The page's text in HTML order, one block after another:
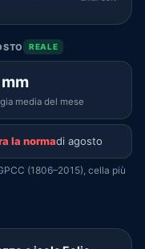
REALE
media del mese
la normadi agosto
(1806–2015), cella più